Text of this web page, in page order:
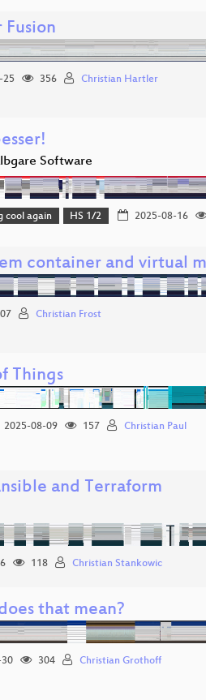
Fusion
25 356 Christian Hartler
Software
cool again HS 1/2 2025-08-16
container and virtual
Christian Frost
Things
2025-08-09 157 Christian Paul
and Terraform
118 Christian Stankowic
that mean?
304 Christian Grothoff